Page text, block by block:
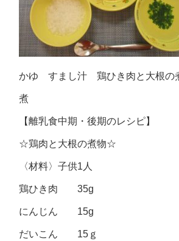
かゆ すまし汁 鶏ひき肉と大根の
煮
【離乳食中期・後期のレシピ】
☆鶏肉と大根の煮物☆
〈材料〉子供1人
鶏ひき肉 35g
にんじん 15g
だいこん 15ｇ